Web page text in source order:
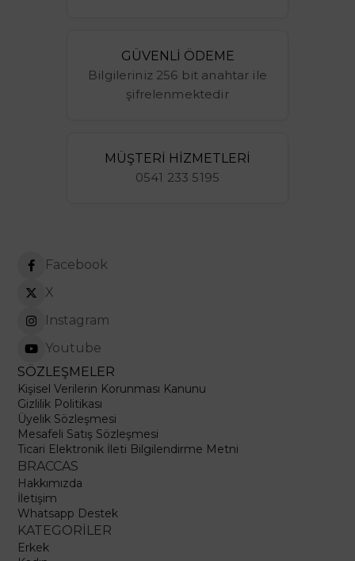
GÜVENLİ ÖDEME
Bilgileriniz 256 bit anahtar ile
şifrelenmektedir
MÜŞTERİ HİZMETLERİ
0541 233 5195
Facebook
X
Instagram
Youtube
SÖZLEŞMELER
Kişisel Verilerin Korunması Kanunu
Gizlilik Politikası
Üyelik Sözleşmesi
Mesafeli Satış Sözleşmesi
Ticari Elektronik İleti Bilgilendirme Metni
BRACCAS
Hakkımızda
İletişim
Whatsapp Destek
KATEGORİLER
Erkek